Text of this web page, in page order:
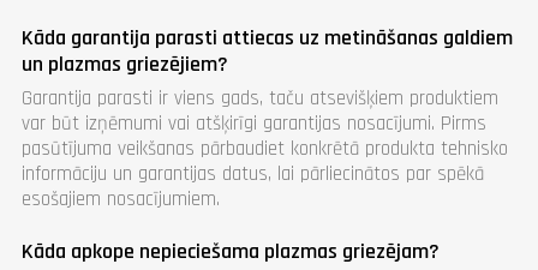
Kāda garantija parasti attiecas uz metināšanas galdiem
un plazmas griezējiem?
Garantija parasti ir viens gads, taču atsevišķiem produktiem
var būt izņēmumi vai atšķirīgi garantijas nosacījumi. Pirms
pasūtījuma veikšanas pārbaudiet konkrētā produkta tehnisko
informāciju un garantijas datus, lai pārliecinātos par spēkā
esošajiem nosacījumiem.
Kāda apkope nepieciešama plazmas griezējam?